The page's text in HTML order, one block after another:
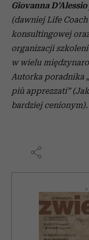
Giovanna D’Alessio
(dawniej Life
konsultingowej
organizacji
w wielu
Autorka poradnika
più apprezzati”
bardziej